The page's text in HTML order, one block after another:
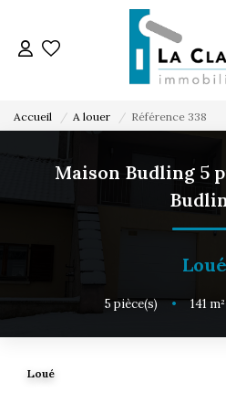
Accueil A louer Référence 338
Maison Budling 5
Loué
5pièce(s) • 141m²
Loué